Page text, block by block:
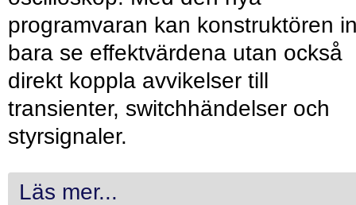
programvaran kan konstruktören
bara se effektvärdena utan också
direkt koppla avvikelser till
transienter, switchhändelser och
styrsignaler.
Läs mer...